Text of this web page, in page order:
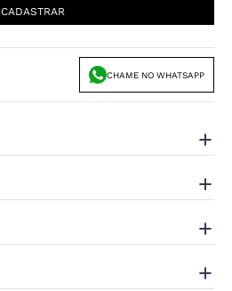
CADASTRAR
CHAME NO WHATSAPP